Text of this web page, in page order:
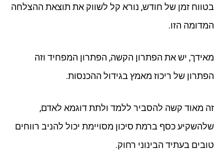
בטווח זמן של חודש, נורא קל לשווק את תוצאת ההצלחה
המדומה הזו.
מאידך, יש את הפתרון הקשה, הפתרון המפחיד וזה
הפתרון של ריכוז מאמץ בגידול ההכנסות.
זה מאוד קשה להסביר ללמד ולתת דוגמא לאדם,
שלהשקיע כסף ברמת סיכון מסויימת יכול להניב רווחים
טובים בעתיד הבינוני רחוק.